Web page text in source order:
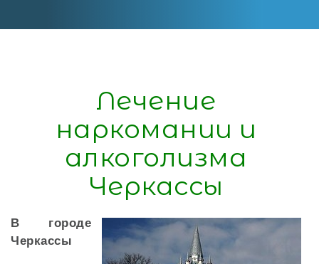
Лечение
наркомании и
алкоголизма
Черкассы
В городе
Черкассы